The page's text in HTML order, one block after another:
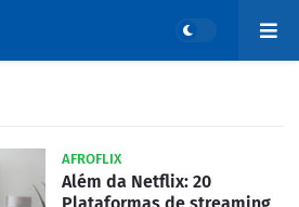
AFROFLIX
Além da Netflix: 20